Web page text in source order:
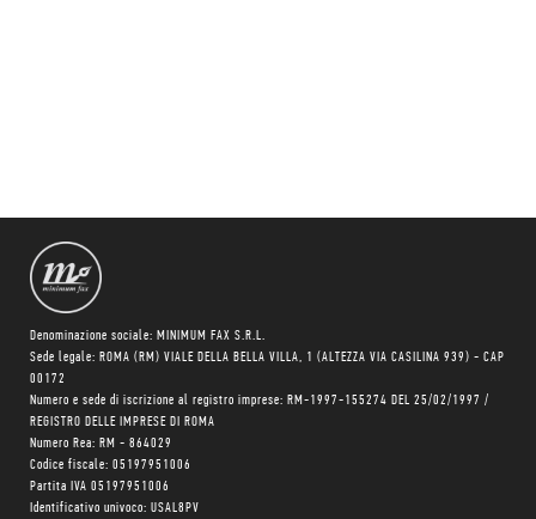
Denominazione sociale: MINIMUM FAX S.R.L.
Sede legale: ROMA (RM) VIALE DELLA BELLA VILLA, 1 (ALTEZZA VIA CASILINA 939) - CAP
00172
Numero e sede di iscrizione al registro imprese: RM-1997-155274 DEL 25/02/1997 /
REGISTRO DELLE IMPRESE DI ROMA
Numero Rea: RM - 864029
Codice fiscale: 05197951006
Partita IVA 05197951006
Identificativo univoco: USAL8PV